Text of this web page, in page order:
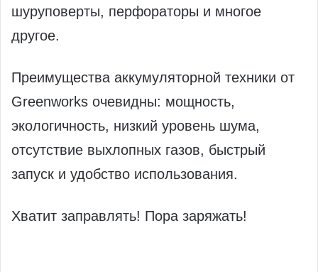
шуруповерты, перфораторы и многое
другое.
Преимущества аккумуляторной техники от
Greenworks очевидны: мощность,
экологичность, низкий уровень шума,
отсутствие выхлопных газов, быстрый
запуск и удобство использования.
Хватит заправлять! Пора заряжать!